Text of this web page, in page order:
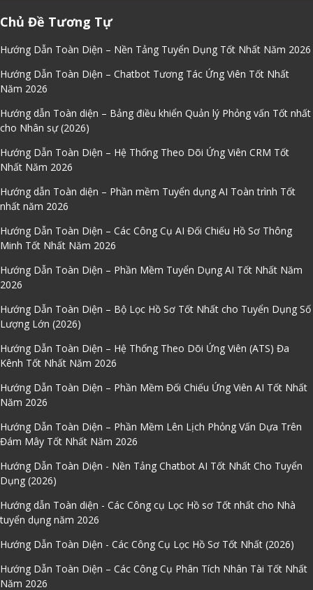
Chủ Đề Tương Tự
Hướng Dẫn Toàn Diện – Nền Tảng Tuyển Dụng Tốt Nhất Năm 2026
Hướng Dẫn Toàn Diện – Chatbot Tương Tác Ứng Viên Tốt Nhất
Năm 2026
Hướng dẫn Toàn diện – Bảng điều khiển Quản lý Phỏng vấn Tốt nhất
cho Nhân sự (2026)
Hướng Dẫn Toàn Diện – Hệ Thống Theo Dõi Ứng Viên CRM Tốt
Nhất Năm 2026
Hướng dẫn Toàn diện – Phần mềm Tuyển dụng AI Toàn trình Tốt
nhất năm 2026
Hướng Dẫn Toàn Diện – Các Công Cụ AI Đối Chiếu Hồ Sơ Thông
Minh Tốt Nhất Năm 2026
Hướng Dẫn Toàn Diện – Phần Mềm Tuyển Dụng AI Tốt Nhất Năm
2026
Hướng Dẫn Toàn Diện – Bộ Lọc Hồ Sơ Tốt Nhất cho Tuyển Dụng Số
Lượng Lớn (2026)
Hướng Dẫn Toàn Diện – Hệ Thống Theo Dõi Ứng Viên (ATS) Đa
Kênh Tốt Nhất Năm 2026
Hướng Dẫn Toàn Diện – Phần Mềm Đối Chiếu Ứng Viên AI Tốt Nhất
Năm 2026
Hướng Dẫn Toàn Diện – Phần Mềm Lên Lịch Phỏng Vấn Dựa Trên
Đám Mây Tốt Nhất Năm 2026
Hướng Dẫn Toàn Diện - Nền Tảng Chatbot AI Tốt Nhất Cho Tuyển
Dụng (2026)
Hướng dẫn Toàn diện - Các Công cụ Lọc Hồ sơ Tốt nhất cho Nhà
tuyển dụng năm 2026
Hướng Dẫn Toàn Diện - Các Công Cụ Lọc Hồ Sơ Tốt Nhất (2026)
Hướng Dẫn Toàn Diện – Các Công Cụ Phân Tích Nhân Tài Tốt Nhất
Năm 2026